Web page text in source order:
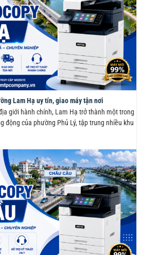
Lam Hạ uy tín, giao máy tận nơi
giới hành chính, Lam Hạ trở thành một trong
động của phường Phủ Lý, tập trung nhiều khu